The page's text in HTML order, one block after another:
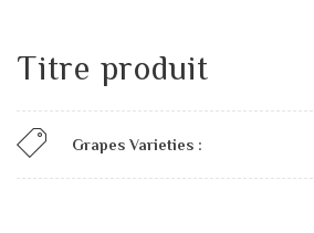
Titre produit
Grapes Varieties :